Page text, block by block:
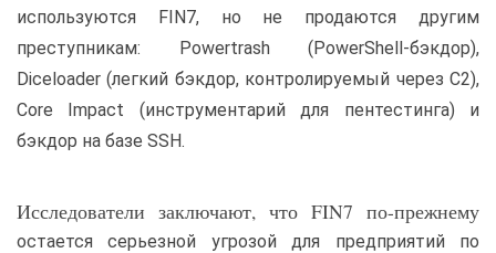
используются FIN7, но не продаются другим
преступникам: Powertrash (PowerShell-бэкдор),
Diceloader (легкий бэкдор, контролируемый через C2),
Core Impact (инструментарий для пентестинга) и
бэкдор на базе SSH.
Исследователи заключают, что FIN7 по-прежнему
остается серьезной угрозой для предприятий по